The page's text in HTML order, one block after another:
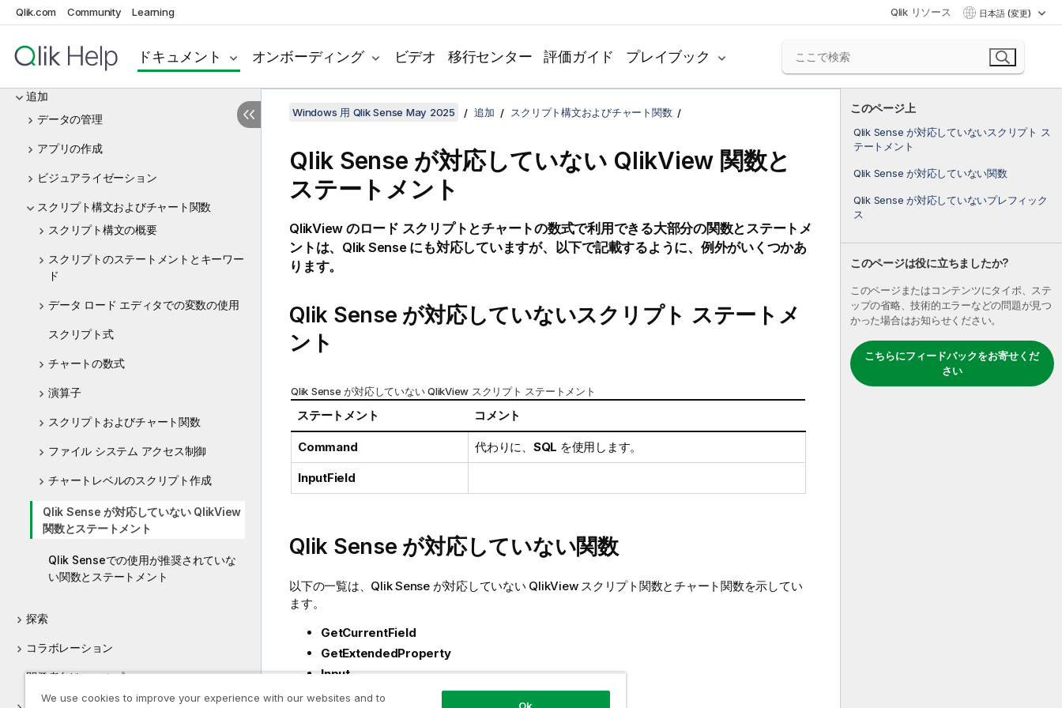
Qlik.com Community Learning Qlik リソース 日本語 (変更)
ドキュメント オンボーディング ビデオ 移行センター 評価ガイド プレイブック
Windows ヘルプの Qlik Sense
Qlik Sense の使用開始
追加
データの管理
アプリの作成
ビジュアライゼーション
スクリプト構文およびチャート関数
スクリプト構文の概要
スクリプトのステートメントとキーワー
ド
データ ロード エディタでの変数の使用
スクリプト式
チャートの数式
演算子
スクリプトおよびチャート関数
ファイル システム アクセス制御
チャートレベルのスクリプト作成
Qlik Sense が対応していない QlikView
関数とステートメント
Qlik Senseでの使用が推奨されていな
い関数とステートメント
探索
コラボレーション
開発者向けのヘルプ
このページ上
Qlik Sense が対応していないスクリプト ス
テートメント
Qlik Sense が対応していない関数
Qlik Sense が対応していないプレフィック
ス
このページは役に立ちましたか?
このページまたはコンテンツにタイポ、ステ
ップの省略、技術的エラーなどの問題が見つ
かった場合はお知らせください。
こちらにフィードバックをお寄せくだ
さい
Windows 用 Qlik Sense May 2025 追加 スクリプト構文およびチャート関数
Qlik Sense が対応していない QlikView 関数と
ステートメント
QlikView のロード スクリプトとチャートの数式で利用できる大部分の関数とステートメ
ントは、 Qlik Senseにも対応していますが、以下で記載するように、例外がいくつかあ
ります。
Qlik Sense が対応していないスクリプト ステートメ
ント
Qlik Sense が対応していないQlikView スクリプト ステートメント
ステートメント コメント
Command 代わりに、 SQL を使用します。
InputField
Qlik Sense が対応していない関数
以下の一覧は、 Qlik Senseが対応していない QlikViewスクリプト関数とチャート関数を示してい
ます。
GetCurrentField
GetExtendedProperty
Input
InputAvg
We use cookies to improve your experience with our websites and to